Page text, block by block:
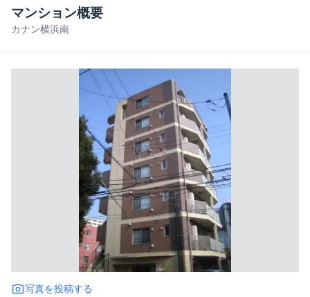
カナン横浜南
マンション概要
写真を投稿する